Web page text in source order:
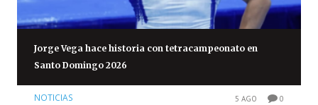
Jorge Vega hace historia con tetracampeonato en
Santo Domingo 2026
NOTICIAS 5 AGO 0